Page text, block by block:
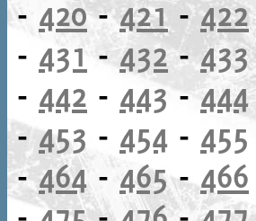
- 420-421-422
- 431 -432-433
- 442 - 443-444
-453 - 454 - 455
-464 -465- 466